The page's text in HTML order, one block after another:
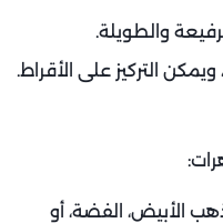
التركيز على الأقراط.
الأبيض، الفضة، أو